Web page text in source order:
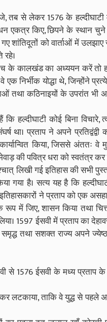
तब से लेकर 1576 के
एकत्र किए, छिपने के स्थान
शांतिदूतों को वार्ताओं में
के कालखंड का अध्ययन करें तो
निर्भीक योद्धा थे, जिन्होंने
तथा कठिनाइयों के उपरांत
कोई बिना विचारे,
प्रताप ने अपने
किया, जिससे अंततः
की पवित्र धरा को स्वतंत्र कर
लिखी गई इतिहास की सभी
गया है। सत्य यह है कि
इतिहासकारों ने प्रताप को एक
रूप में जिए, शासन किया तथा
1597 ईसवी में प्रताप का
तथा सशक्त राज्य अपने
से 1576 ईसवी के मध्य प्रताप
लटकाया, ताकि वे युद्ध से पहले